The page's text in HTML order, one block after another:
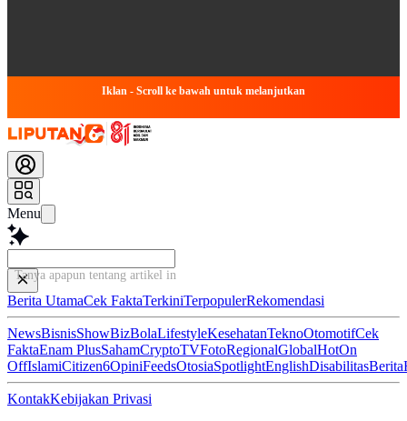
Iklan - Scroll ke bawah untuk melanjutkan
Menu
Tanya apapun tentang artikel ini...
Berita UtamaCek FaktaTerkiniTerpopulerRekomendasi
NewsBisnisShowBizBolaLifestyleKesehatanTeknoOtomotifCek
FaktaEnam PlusSahamCryptoTVFotoRegionalGlobalHotOn
OffIslamiCitizen6OpiniFeedsOtosiaSpotlightEnglishDisabilitasBerita
KontakKebijakan Privasi